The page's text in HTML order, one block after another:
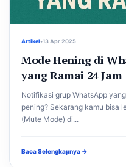
Artikel•13 Apr 2025
Mode Hening di
yang Ramai 24 Jam
Notifikasi grup WhatsApp
pening? Sekarang kamu bisa
(Mute Mode) di...
Baca Selengkapnya →